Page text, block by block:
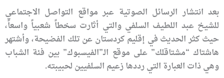
بعد انتشار الرسائل الصوتية عبر مواقع التواصل الاجتماعي
للشيخ عبد اللطيف السلفي والتي أثارت سخطاً شعبياً واسعاً،
حيث كثر الحديث في إقليم كردستان عن تلك الفضيحة، وأشتهر
هاشتاك “مشتاقلك” على موقع الـ”الفيسبوك” بين فئة الشباب
وهي ذات العبارة التي رددها زعيم السلفيين لحبيبته.